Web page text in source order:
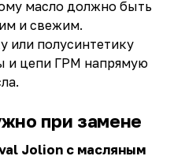
масло должно быть
и свежим.
или полусинтетику
и цепи ГРМ напрямую
при замене
Jolion с масляным